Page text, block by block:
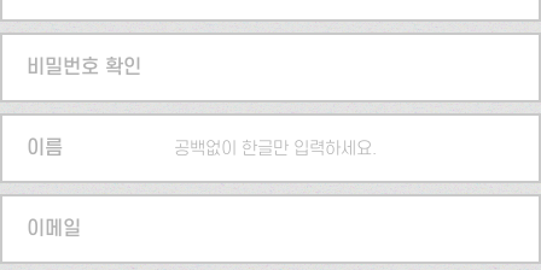
비밀번호 확인
이름 공백없이 한글만 입력하세요.
이메일